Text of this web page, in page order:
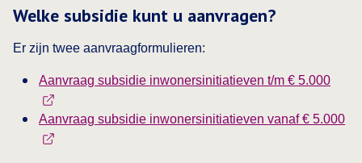
Welke subsidie kunt u aanvragen?
Er zijn twee aanvraagformulieren:
Aanvraag subsidie inwonersinitiatieven t/m € 5.000
Aanvraag subsidie inwonersinitiatieven vanaf € 5.000